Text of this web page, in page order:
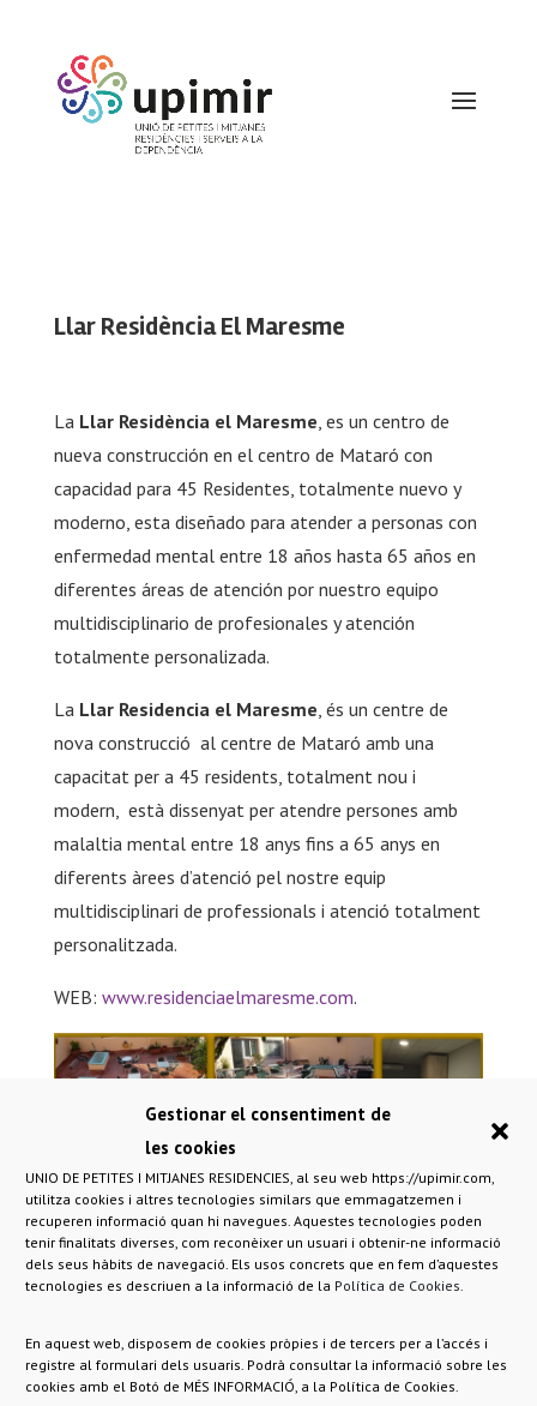
Gestionar el consentiment de
les cookies
UNIO DE PETITES I MITJANES RESIDENCIES, al seu web https://upimir.com,
utilitza cookies i altres tecnologies similars que emmagatzemen i
recuperen informació quan hi navegues. Aquestes tecnologies poden
tenir finalitats diverses, com reconèixer un usuari i obtenir-ne informació
dels seus hàbits de navegació. Els usos concrets que en fem d’aquestes
tecnologies es descriuen a la informació de la Política de Cookies.
En aquest web, disposem de cookies pròpies i de tercers per a l’accés i
registre al formulari dels usuaris. Podrà consultar la informació sobre les
cookies amb el Botó de MÉS INFORMACIÓ, a la Política de Cookies.
Llar Residència El Maresme
La Llar Residència el Maresme, es un centro de
nueva construcción en el centro de Mataró con
capacidad para 45 Residentes, totalmente nuevo y
moderno, esta diseñado para atender a personas con
enfermedad mental entre 18 años hasta 65 años en
diferentes áreas de atención por nuestro equipo
multidisciplinario de profesionales y atención
totalmente personalizada.
La Llar Residencia el Maresme, és un centre de
nova construcció al centre de Mataró amb una
capacitat per a 45 residents, totalment nou i
modern, està dissenyat per atendre persones amb
malaltia mental entre 18 anys fins a 65 anys en
diferents àrees d’atenció pel nostre equip
multidisciplinari de professionals i atenció totalment
personalitzada.
WEB: www.residenciaelmaresme.com.